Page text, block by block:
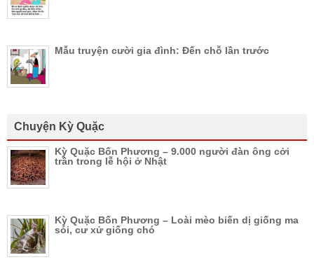
Mẫu truyện cười gia đình: Đến chỗ lần trước
Chuyện Kỳ Quặc
Kỳ Quặc Bốn Phương – 9.000 người đàn ông cởi
trần trong lễ hội ở Nhật
Kỳ Quặc Bốn Phương – Loài mèo biến dị giống ma
sói, cư xử giống chó